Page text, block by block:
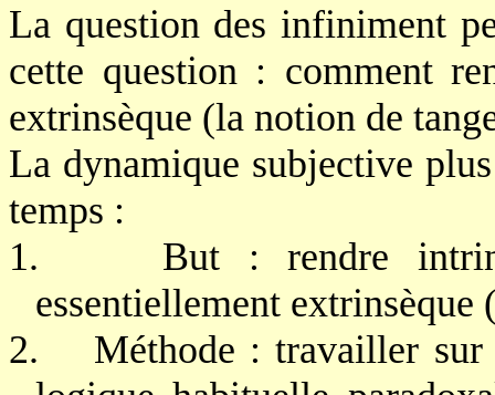
La question des infiniment
cette question : comment
extrinsèque (la notion de
La dynamique subjective
temps :
1.
But : rendre
essentiellement extrinsèque
2.
Méthode : travailler sur